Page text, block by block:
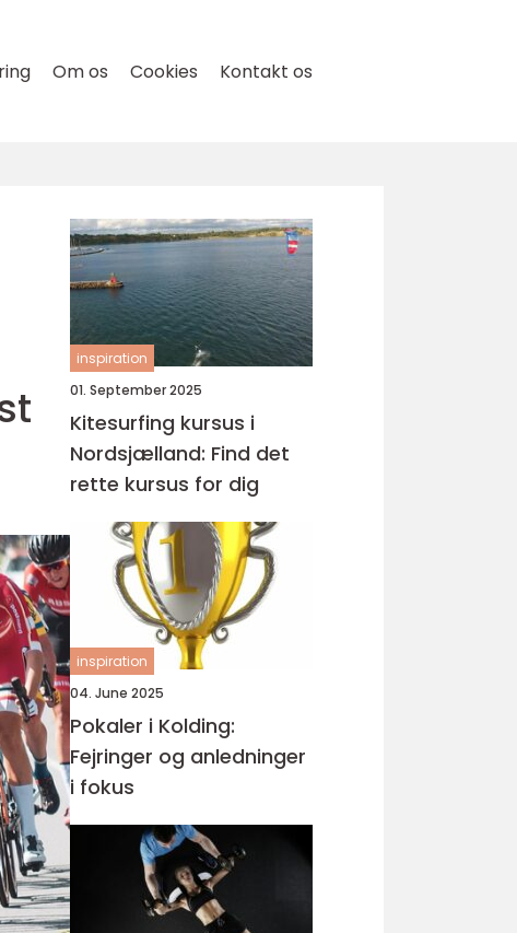
Om os Cookies Kontakt os
inspiration
01. September 2025
Kitesurfing kursus i
Nordsjælland: Find det
rette kursus for dig
inspiration
04. June 2025
Pokaler i Kolding:
Fejringer og anledninger
i fokus